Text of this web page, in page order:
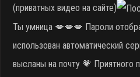
(приватных видео на сайте)
Ты умница 💋💋💋 Пароли
использован автоматический
высланы на почту 💗 Приятного